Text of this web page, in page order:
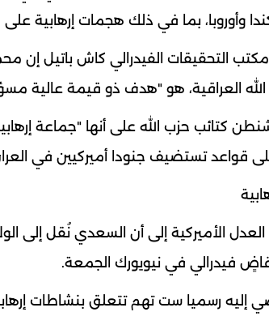
وأوروبا، بما في ذلك هجمات إرهابية
التحقيقات الفيدرالي كاش باتيل
العراقية، هو "هدف ذو قيمة عالية
كتائب حزب الله على أنها "جماعة
قواعد تستضيف جنودا أميركيين في
العدل الأميركية إلى أن السعدي نُقل إلى
فيدرالي في نيويورك الجمعة.
إليه رسميا ست تهم تتعلق بنشاطات